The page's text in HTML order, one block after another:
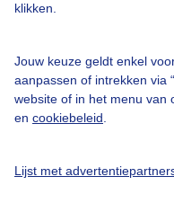
klikken.
Jouw keuze geldt enkel
aanpassen of intrekken via
website of in het menu van
en cookiebeleid
Lijst met
Adverteren
Privacy beleid
Cookie beleid